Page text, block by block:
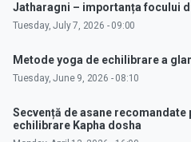
Jatharagni – importanța focului
Tuesday, July 7, 2026 - 09:00
Metode yoga de echilibrare a
Tuesday, June 9, 2026 - 08:10
Secvență de asane recomandate
echilibrare Kapha dosha